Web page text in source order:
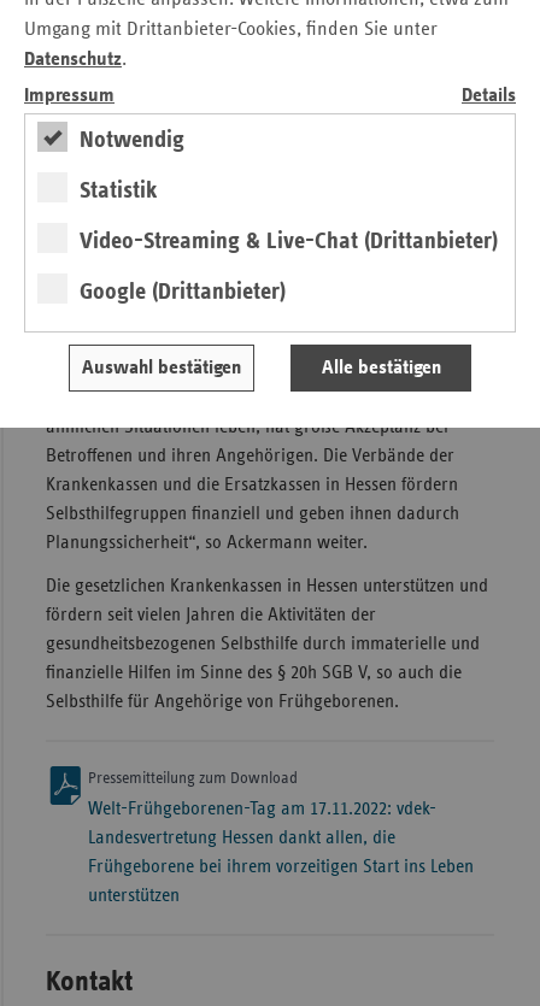
Umgang mit Drittanbieter-Cookies, finden Sie unter
Datenschutz.
Impressum
Details
Notwendig
Statistik
Video-Streaming & Live-Chat (Drittanbieter)
Google (Drittanbieter)
Auswahl bestätigen Alle bestätigen
von Frühgeborenen im Bes. durch eine gute kinderärztliche
Versorgung, aber auch durch die sozialmedizinische
„Der Weltfrühgeborenentag ist ein guter Anlass, all
denjenigen zu danken, die sich in Hessen um Frühgeborene
bei ihrem vorzeitigen Start ins Leben besonders kümmern.
von Frühgeborenen ehrenamtlich z.B. in Selbsthilfe­gruppen
Landesvertretung Hessen.
Gesundheitsversorgung auf wertvolle Weise ergänzt: Die
Hilfe und gegenseitige Unterstützung von Menschen, die in
ähnlichen Situationen leben, hat große Akzeptanz bei
Betroffenen und ihren Angehörigen. Die Verbände der
Krankenkassen und die Ersatzkassen in Hessen fördern
Selbsthilfe­gruppen finanziell und geben ihnen dadurch
Planungssicherheit“, so Ackermann weiter.
Die gesetzlichen Krankenkassen in Hessen unterstützen und
fördern seit vielen Jahren die Aktivitäten der
gesundheitsbezogenen Selbsthilfe durch immaterielle und
finanzielle Hilfen im Sinne des § 20h SGB V, so auch die
Selbsthilfe für Angehörige von Frühgeborenen.
Pressemitteilung zum Download
Welt-Frühgeborenen-Tag am 17.11.2022: vdek-
Landesvertretung Hessen dankt allen, die
Frühgeborene bei ihrem vorzeitigen Start ins Leben
unterstützen
Kontakt